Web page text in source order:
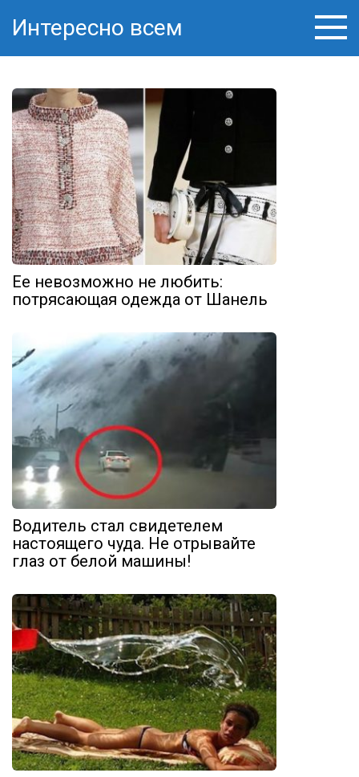
Интересно всем
Ее невозможно не любить:
потрясающая одежда от Шанель
Водитель стал свидетелем
настоящего чуда. Не отрывайте
глаз от белой машины!